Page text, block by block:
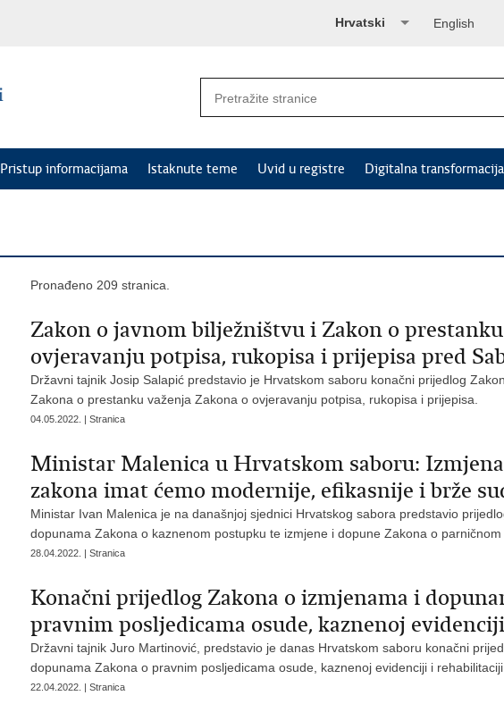
English
Hrvatski
Pristup informacijama Istaknute teme Uvid u registre Digitalna transformacija
Pronađeno 209 stranica.
Zakon o javnom bilježništvu i Zakon o
ovjeravanju potpisa, rukopisa i prijepisa pred
Državni tajnik Josip Salapić predstavio je Hrvatskom saboru konačni prijedlog
Zakona o prestanku važenja Zakona o ovjeravanju potpisa, rukopisa i prijepisa.
04.05.2022. | Stranica
Ministar Malenica u Hrvatskom saboru:
zakona imat ćemo modernije, efikasnije i brže
Ministar Ivan Malenica je na današnjoj sjednici Hrvatskog sabora predstavio
dopunama Zakona o kaznenom postupku te izmjene i dopune Zakona o parničnom
28.04.2022. | Stranica
Konačni prijedlog Zakona o izmjenama i
pravnim posljedicama osude, kaznenoj
Državni tajnik Juro Martinović, predstavio je danas Hrvatskom saboru konačni
dopunama Zakona o pravnim posljedicama osude, kaznenoj evidenciji i rehabilitaciji
22.04.2022. | Stranica